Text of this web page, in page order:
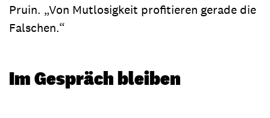
Pruin. „Von Mutlosigkeit profitieren gerade die
Falschen.“
Im Gespräch bleiben